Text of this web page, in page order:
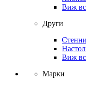
Виж
Други
Виж
Марки